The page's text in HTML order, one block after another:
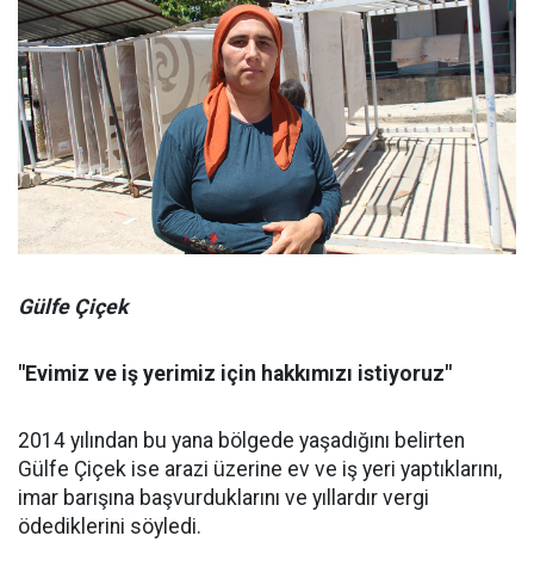
Gülfe Çiçek
"Evimiz ve iş yerimiz için hakkımızı istiyoruz"
2014 yılından bu yana bölgede yaşadığını belirten
Gülfe Çiçek ise arazi üzerine ev ve iş yeri yaptıklarını,
imar barışına başvurduklarını ve yıllardır vergi
ödediklerini söyledi.